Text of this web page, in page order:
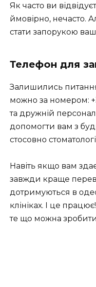
Як часто ви
ймовірно, нечасто.
стати запорукою
Телефон для
Залишились
можно за номером:
та дружній
допомогти вам з
стосовно
Навіть якщо вам
завжди краще
дотримуються в
клініках. І це
те що можна зробити